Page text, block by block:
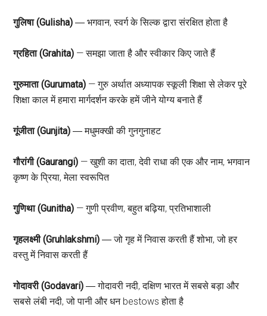
गुलिषा (Gulisha) ― भगवान, स्वर्ग के सिल्क द्वारा संरक्षित होता है
ग्रहिता (Grahita) — समझा जाता है और स्वीकार किए जाते हैं
गुरुमाता (Gurumata) — गुरु अर्थात अध्यापक स्कूली शिक्षा से लेकर पूरे
शिक्षा काल में हमारा मार्गदर्शन करके हमें जीने योग्य बनाते हैं
गूंजीता (Gunjita) ― मधुमक्खी की गुनगुनाहट
गौरांगी (Gaurangi) — खुशी का दाता, देवी राधा की एक और नाम, भगवान
कृष्ण के प्रिया, मेला स्वरूपित
गुणिथा (Gunitha) — गुणी प्रवीण, बहुत बढ़िया, प्रतिभाशाली
गृहलक्ष्मी (Gruhlakshmi) ― जो गृह में निवास करती हैं शोभा, जो हर
वस्तु में निवास करती हैं
गोदावरी (Godavari) ― गोदावरी नदी, दक्षिण भारत में सबसे बड़ा और
सबसे लंबी नदी, जो पानी और धन bestows होता है